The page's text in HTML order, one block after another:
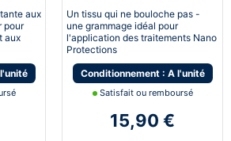
aux
pour
aux
Un tissu qui ne bouloche pas -
une grammage idéal pour
l'application des traitements Nano
Protections
Conditionnement : A l'unité
Satisfait ou remboursé
15,90 €